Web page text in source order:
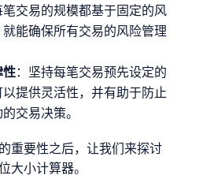
交易的规模都基于固定的风
能确保所有交易的风险管理
性：坚持每笔交易预先设定的
提供灵活性，并有助于防止
交易决策。
重要性之后，让我们来探讨
大小计算器。